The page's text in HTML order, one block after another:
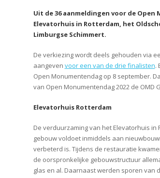
Uit de 36 aanmeldingen voor de
Elevatorhuis in Rotterdam, het
Limburgse Schimmert.
De verkiezing wordt deels gehouden via
aangeven voor een van de drie finalisten.
Open Monumentendag op 8 september.
van Open Monumentendag 2022 de OMD
Elevatorhuis Rotterdam
De verduurzaming van het Elevatorhuis in
gebouw voldoet inmiddels aan
verbeterd is. Tijdens de restauratie
de oorspronkelijke gebouwstructuur
glas en al. Daarnaast werden sporen van